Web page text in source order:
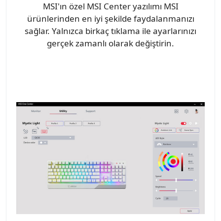
MSI'ın özel MSI Center yazılımı MSI
ürünlerinden en iyi şekilde faydalanmanızı
sağlar. Yalnızca birkaç tıklama ile ayarlarınızı
gerçek zamanlı olarak değiştirin.